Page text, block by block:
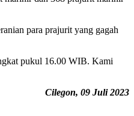
para prajurit yang gagah
pukul 16.00 WIB. Kami
Cilegon, 09 Juli 2023